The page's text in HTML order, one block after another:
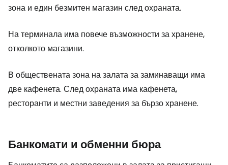
зона и един безмитен магазин след охраната.
На терминала има повече възможности за хранене,
отколкото магазини.
В обществената зона на залата за заминаващи има
две кафенета. След охраната има кафенета,
ресторанти и местни заведения за бързо хранене.
Банкомати и обменни бюра